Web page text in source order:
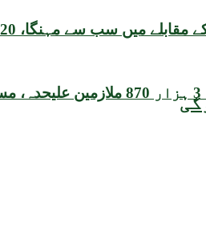
سے مہنگا، 20 کلو تھیلا 1800 روپے تک پہنچ گیا